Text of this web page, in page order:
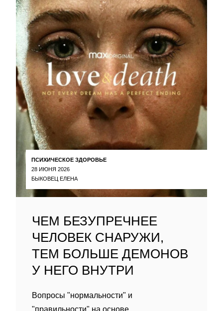
ПСИХИЧЕСКОЕ ЗДОРОВЬЕ
28 ИЮНЯ 2026
БЫКОВЕЦ ЕЛЕНА
ЧЕМ БЕЗУПРЕЧНЕЕ
ЧЕЛОВЕК СНАРУЖИ,
ТЕМ БОЛЬШЕ ДЕМОНОВ
У НЕГО ВНУТРИ
Вопросы "нормальности" и
"правильности" на основе